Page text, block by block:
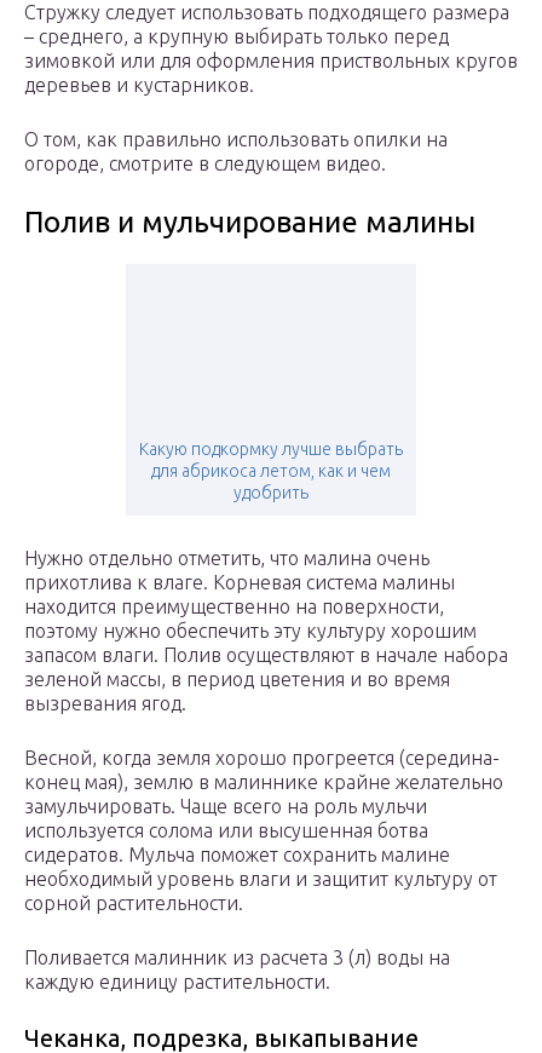
Стружку следует использовать подходящего размера
– среднего, а крупную выбирать только перед
зимовкой или для оформления приствольных кругов
деревьев и кустарников.
О том, как правильно использовать опилки на
огороде, смотрите в следующем видео.
Полив и мульчирование малины
Какую подкормку лучше выбрать
для абрикоса летом, как и чем
удобрить
Нужно отдельно отметить, что малина очень
прихотлива к влаге. Корневая система малины
находится преимущественно на поверхности,
поэтому нужно обеспечить эту культуру хорошим
запасом влаги. Полив осуществляют в начале набора
зеленой массы, в период цветения и во время
вызревания ягод.
Весной, когда земля хорошо прогреется (середина-
конец мая), землю в малиннике крайне желательно
замульчировать. Чаще всего на роль мульчи
используется солома или высушенная ботва
сидератов. Мульча поможет сохранить малине
необходимый уровень влаги и защитит культуру от
сорной растительности.
Поливается малинник из расчета 3 (л) воды на
каждую единицу растительности.
Чеканка, подрезка, выкапывание